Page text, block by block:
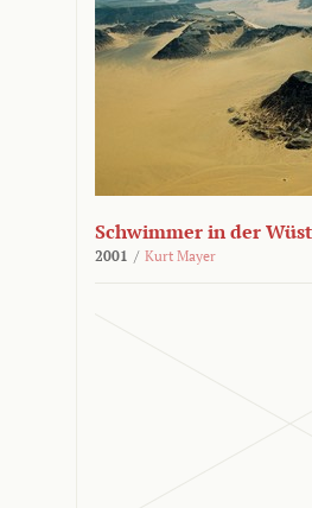
Schwimmer in der
2001 / Kurt Mayer